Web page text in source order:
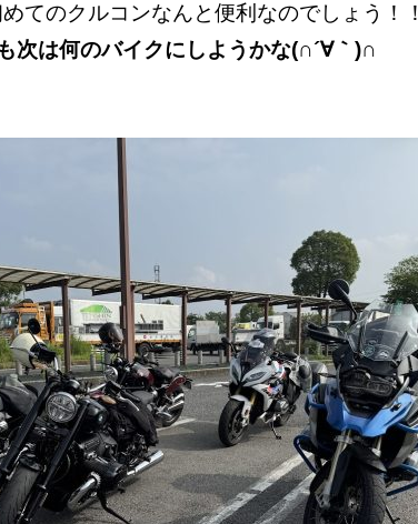
てのクルコンなんと便利なのでしょう！！
次は何のバイクにしようかな(∩´∀｀)∩